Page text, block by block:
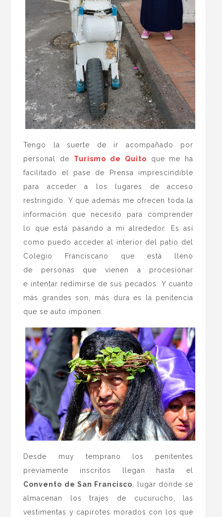
Tengo la suerte de ir acompañado por
personal de Turismo de Quito que me ha
facilitado el pase de Prensa imprescindible
para acceder a los lugares de acceso
restringido. Y que además me ofrecen toda la
información que necesito para comprender
lo que está pasando a mi alrededor. Es así
como puedo acceder al interior del patio del
Colegio Franciscano que está lleno
de personas que vienen a procesionar
e intentar redimirse de sus pecados. Y cuanto
más grandes son, más dura es la penitencia
que se auto imponen.
Desde muy temprano los penitentes
previamente inscritos llegan hasta el
Convento de San Francisco , lugar donde se
almacenan los trajes de cucurucho, las
vestimentas y capirotes morados con los que